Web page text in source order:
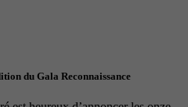
du Gala Reconnaissance